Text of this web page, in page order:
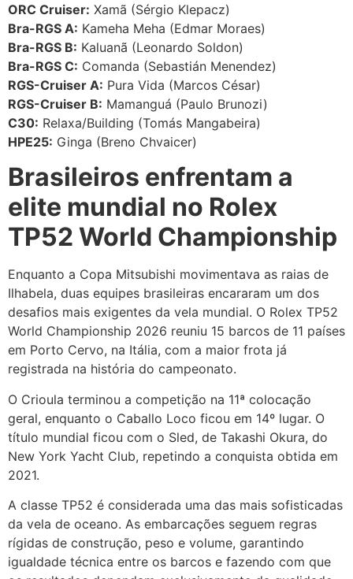
ORC Cruiser: Xamã (Sérgio Klepacz)
Bra-RGS A: Kameha Meha (Edmar Moraes)
Bra-RGS B: Kaluanã (Leonardo Soldon)
Bra-RGS C: Comanda (Sebastián Menendez)
RGS-Cruiser A: Pura Vida (Marcos César)
RGS-Cruiser B: Mamanguá (Paulo Brunozi)
C30: Relaxa/Building (Tomás Mangabeira)
HPE25: Ginga (Breno Chvaicer)
Brasileiros enfrentam a
elite mundial no Rolex
TP52 World Championship
Enquanto a Copa Mitsubishi movimentava as raias de
Ilhabela, duas equipes brasileiras encararam um dos
desafios mais exigentes da vela mundial. O Rolex TP52
World Championship 2026 reuniu 15 barcos de 11 países
em Porto Cervo, na Itália, com a maior frota já
registrada na história do campeonato.
O Crioula terminou a competição na 11ª colocação
geral, enquanto o Caballo Loco ficou em 14º lugar. O
título mundial ficou com o Sled, de Takashi Okura, do
New York Yacht Club, repetindo a conquista obtida em
2021.
A classe TP52 é considerada uma das mais sofisticadas
da vela de oceano. As embarcações seguem regras
rígidas de construção, peso e volume, garantindo
igualdade técnica entre os barcos e fazendo com que